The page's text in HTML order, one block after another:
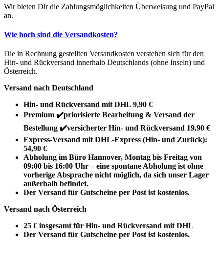
Wir bieten Dir die Zahlungsmöglichkeiten Überweisung und PayPal
an.
Wie hoch sind die Versandkosten?
Die in Rechnung gestellten Versandkosten verstehen sich für den
Hin- und Rückversand innerhalb Deutschlands (ohne Inseln) und
Österreich.
Versand nach Deutschland
Hin- und Rückversand mit DHL 9,90 €
Premium ✔️priorisierte Bearbeitung & Versand der
Bestellung ✔️versicherter Hin- und Rückversand 19,90 €
Express-Versand mit DHL-Express (Hin- und Zurück):
54,90 €
Abholung im Büro Hannover, Montag bis Freitag von
09:00 bis 16:00 Uhr – eine spontane Abholung ist ohne
vorherige Absprache nicht möglich, da sich unser Lager
außerhalb befindet.
Der Versand für Gutscheine per Post ist kostenlos.
Versand nach Österreich
25 € insgesamt für Hin- und Rückversand mit DHL
Der Versand für Gutscheine per Post ist kostenlos.